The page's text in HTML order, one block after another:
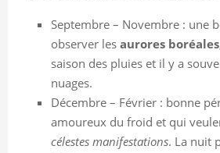
Septembre – Novembre : une
observer les aurores boréales
saison des pluies et il y a
nuages.
Décembre – Février : bonne
amoureux du froid et qui
célestes manifestations. La nuit